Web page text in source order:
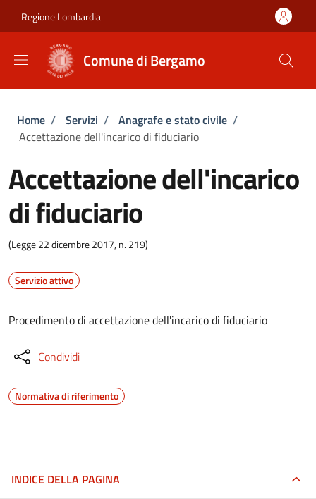
Regione Lombardia
Comune di Bergamo
Briciole di pane
Home / Servizi / Anagrafe e stato civile /
Accettazione dell'incarico di fiduciario
Accettazione dell'incarico
di fiduciario
(Legge 22 dicembre 2017, n. 219)
Servizio attivo
Procedimento di accettazione dell'incarico di fiduciario
Condividi
Normativa di riferimento
INDICE DELLA PAGINA